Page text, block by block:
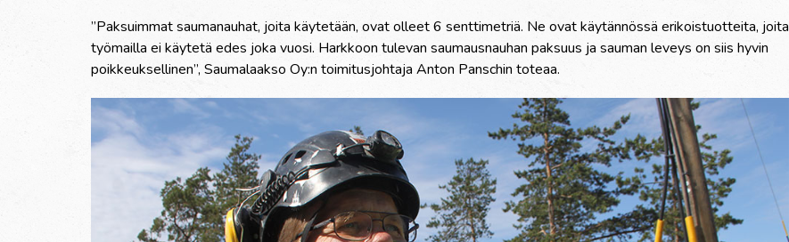
”Paksuimmat saumanauhat, joita käytetään, ovat olleet 6 senttimetriä. Ne ovat käytännössä erikoistuotteita, joita
työmailla ei käytetä edes joka vuosi. Harkkoon tulevan saumausnauhan paksuus ja sauman leveys on siis hyvin
poikkeuksellinen”, Saumalaakso Oy:n toimitusjohtaja Anton Panschin toteaa.